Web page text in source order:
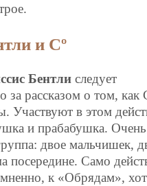
и Сº
Бентли следует
за рассказом о том,
Участвуют в этом
и прабабушка. Очень
двое мальчишек,
посередине. Само
к «Обрядам»,